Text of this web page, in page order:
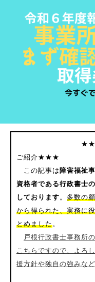
★★★記事
ご紹介★★★
この記事は 障害福祉
資格者である行政書士
しております。 多数の
から得られた、実務に
とめました。
戸根行政書士事務所
こちらですので、よろ
援方針や独自の強みな